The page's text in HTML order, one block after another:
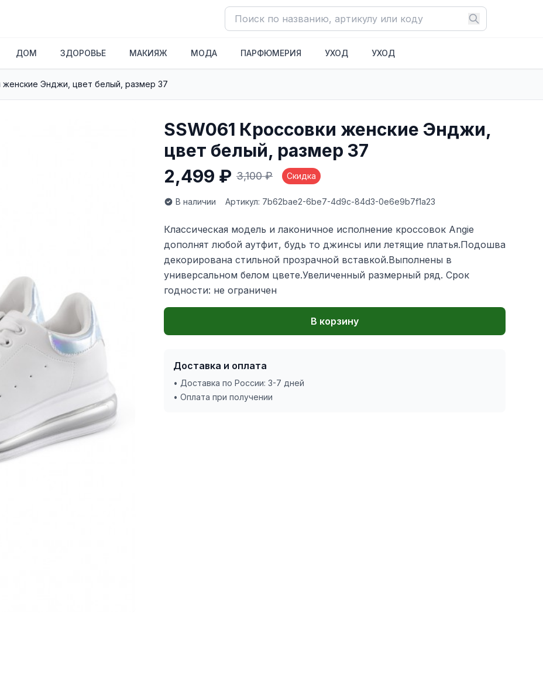
ДОМ ЗДОРОВЬЕ МАКИЯЖ МОДА ПАРФЮМЕРИЯ УХОД УХОД
женские Энджи, цвет белый, размер 37
SSW061 Кроссовки женские Энджи,
цвет белый, размер 37
2,499 ₽ 3,100 ₽ Скидка
В наличии Артикул: 7b62bae2-6be7-4d9c-84d3-0e6e9b7f1a23
Классическая модель и лаконичное исполнение кроссовок Angie
дополнят любой аутфит, будь то джинсы или летящие платья.Подошва
декорирована стильной прозрачной вставкой.Выполнены в
универсальном белом цвете.Увеличенный размерный ряд. Срок
годности: не ограничен
В корзину
Доставка и оплата
• Доставка по России: 3-7 дней
• Оплата при получении